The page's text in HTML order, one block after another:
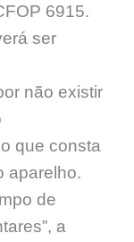
6915.
ser
não existir
que consta
aparelho.
de
a